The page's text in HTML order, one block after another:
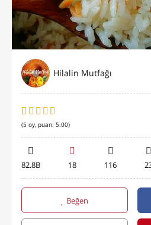
Hilalin Mutfağı
(5 oy, puan: 5.00)
82.8B 18 116
Beğen